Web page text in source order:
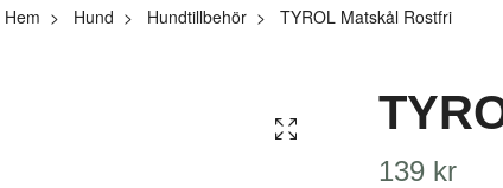
Hem Hund Hundtillbehör TYROL Matskål Rostfri
139 kr